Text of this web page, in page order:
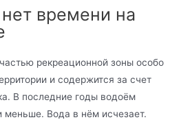
времени на
рекреационной зоны особо
и содержится за счет
В последние годы водоём
меньше. Вода в нём исчезает.